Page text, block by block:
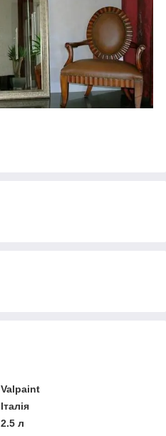
Valpaint
Італія
2.5 л